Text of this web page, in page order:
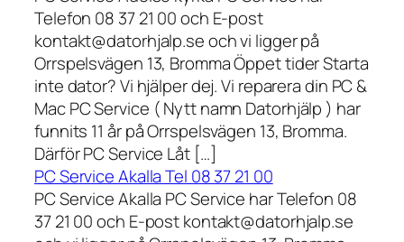
Telefon 08 37 21 00 och E-post
kontakt@datorhjalp.se och vi ligger på
Orrspelsvägen 13, Bromma Öppet tider Starta
inte dator? Vi hjälper dej. Vi reparera din PC &
Mac PC Service ( Nytt namn Datorhjälp ) har
funnits 11 år på Orrspelsvägen 13, Bromma.
Därför PC Service Låt […]
PC Service Akalla Tel 08 37 21 00
PC Service Akalla PC Service har Telefon 08
37 21 00 och E-post kontakt@datorhjalp.se